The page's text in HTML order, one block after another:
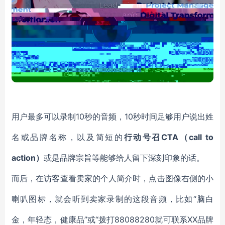
用户最多可以录制 10秒的音频，10秒时间足够用户说出姓
名或品牌名称，以及简短的 行动号召CTA（call to
action） 或是品牌宗旨等能够给人留下深刻印象的话。
而后，在访客查看卖家的个人简介时，点击图像右侧的小
喇叭图标，就会听到卖家录制的这段音频，比如“脑白
金，年轻态，健康品”或“拨打88088280就可联系XX品牌